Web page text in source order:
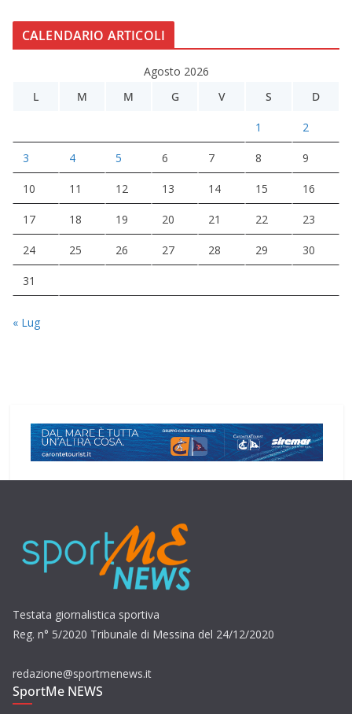
CALENDARIO ARTICOLI
Agosto 2026
L
M M G V S D
1 2
3 4 5 6 7 8 9
10 11 12 13 14 15 16
17 18 19 20 21 22 23
24 25 26 27 28 29 30
31
« Lug
Testata giornalistica sportiva
Reg. n° 5/2020 Tribunale di Messina del 24/12/2020
redazione@sportmenews.it
SportMe NEWS